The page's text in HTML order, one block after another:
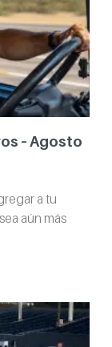
– Agosto
a tu
aún más